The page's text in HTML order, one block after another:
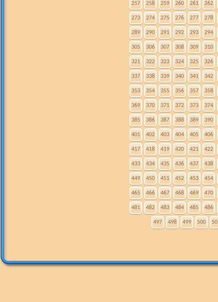
257 258 259 260 261 262
273 274 275 276 277 278
289 290 291 292 293 294
305 306 307 308 309 310
321 322 323 324 325 326
337 338 339 340 341 342
353 354 355 356 357 358
369 370 371 372 373 374
385 386 387 388 389 390
401 402 403 404 405 406
417 418 419 420 421 422
433 434 435 436 437 438
449 450 451 452 453 454
465 466 467 468 469 470
481 482 483 484 485 486
497 498 499 500